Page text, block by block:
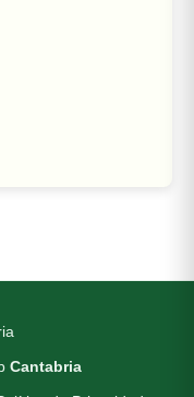
Cantabria